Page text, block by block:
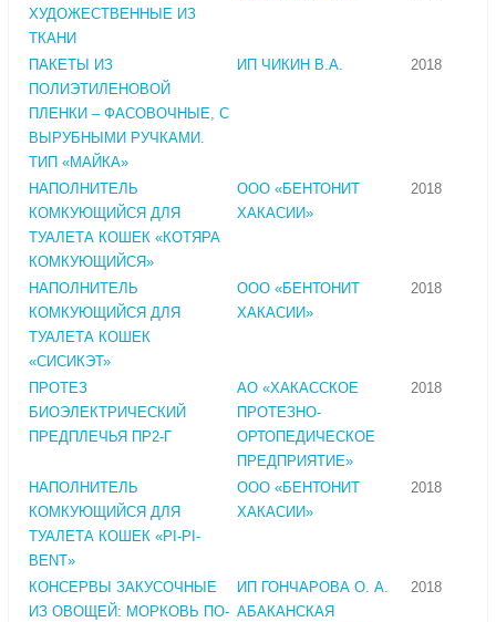
ХУДОЖЕСТВЕННЫЕ ИЗ
ТКАНИ
ПАКЕТЫ ИЗ
ПОЛИЭТИЛЕНОВОЙ
ПЛЕНКИ – ФАСОВОЧНЫЕ, С
ВЫРУБНЫМИ РУЧКАМИ.
ТИП «МАЙКА»
ИП ЧИКИН В.А. 2018
НАПОЛНИТЕЛЬ
КОМКУЮЩИЙСЯ ДЛЯ
ТУАЛЕТА КОШЕК «КОТЯРА
КОМКУЮЩИЙСЯ»
ООО «БЕНТОНИТ
ХАКАСИИ»
2018
НАПОЛНИТЕЛЬ
КОМКУЮЩИЙСЯ ДЛЯ
ТУАЛЕТА КОШЕК
«СИСИКЭТ»
ООО «БЕНТОНИТ
ХАКАСИИ»
2018
ПРОТЕЗ
БИОЭЛЕКТРИЧЕСКИЙ
ПРЕДПЛЕЧЬЯ ПР2-Г
АО «ХАКАССКОЕ
ПРОТЕЗНО-
ОРТОПЕДИЧЕСКОЕ
ПРЕДПРИЯТИЕ»
2018
НАПОЛНИТЕЛЬ
КОМКУЮЩИЙСЯ ДЛЯ
ТУАЛЕТА КОШЕК «PI-PI-
BENT»
ООО «БЕНТОНИТ
ХАКАСИИ»
2018
КОНСЕРВЫ ЗАКУСОЧНЫЕ
ИЗ ОВОЩЕЙ: МОРКОВЬ ПО-
ИП ГОНЧАРОВА О. А.
АБАКАНСКАЯ
2018